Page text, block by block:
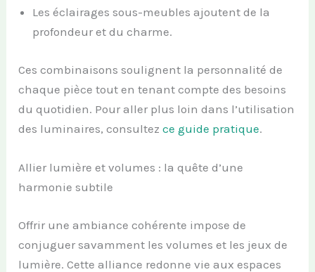
Les éclairages sous-meubles ajoutent de la
profondeur et du charme.
Ces combinaisons soulignent la personnalité de
chaque pièce tout en tenant compte des besoins
du quotidien. Pour aller plus loin dans l’utilisation
des luminaires, consultezce guide pratique.
Allier lumière et volumes : la quête d’une
harmonie subtile
Offrir une ambiance cohérente impose de
conjuguer savamment les volumes et les jeux de
lumière. Cette alliance redonne vie aux espaces